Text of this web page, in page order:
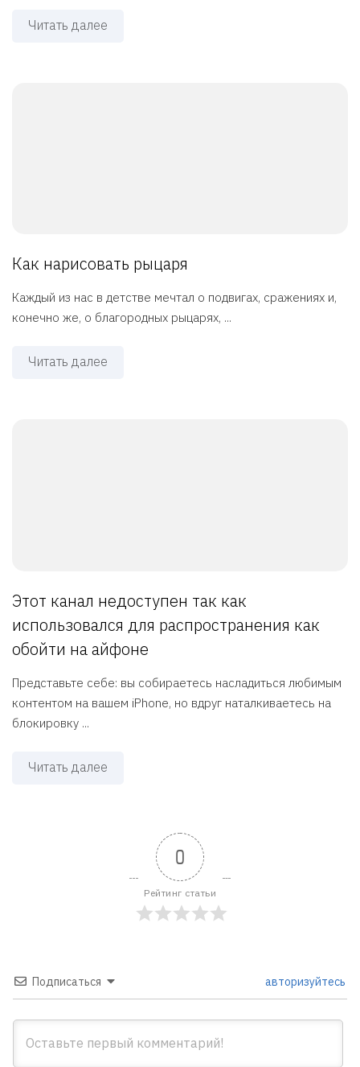
Читать далее
Как нарисовать рыцаря
Каждый из нас в детстве мечтал о подвигах, сражениях и,
конечно же, о благородных рыцарях, ...
Читать далее
Этот канал недоступен так как
использовался для распространения как
обойти на айфоне
Представьте себе: вы собираетесь насладиться любимым
контентом на вашем iPhone, но вдруг наталкиваетесь на
блокировку ...
Читать далее
0
Рейтинг статьи
Подписаться авторизуйтесь